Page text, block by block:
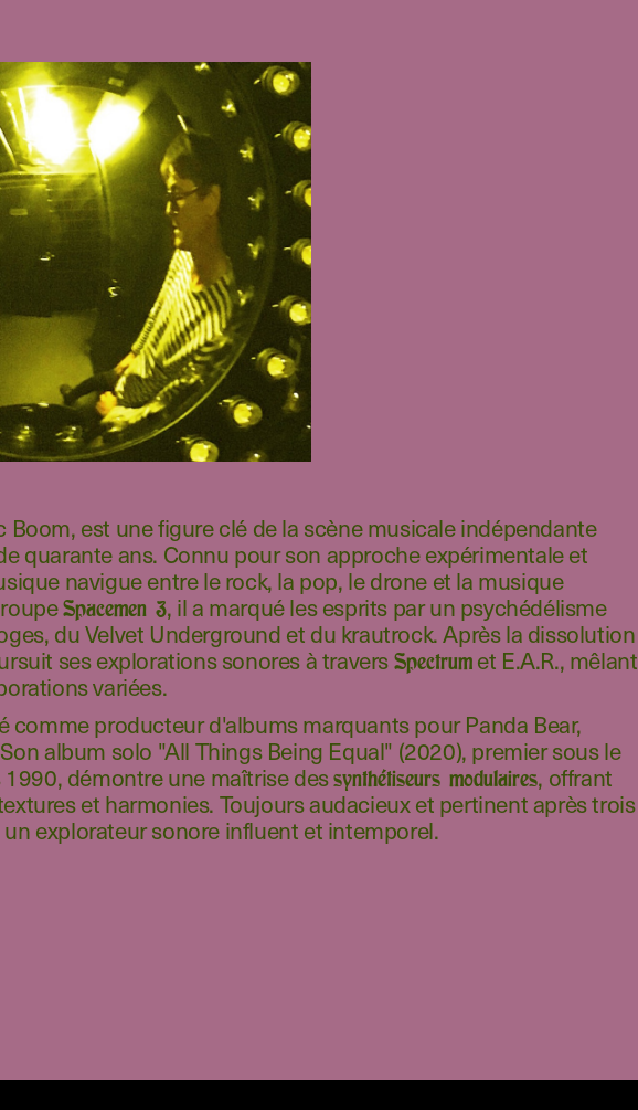
Boom, est une figure clé de la scène musicale indépendante
quarante ans. Connu pour son approche expérimentale et
navigue entre le rock, la pop, le drone et la musique
Spacemen 3, il a marqué les esprits par un psychédélisme
du Velvet Underground et du krautrock. Après la dissolution
ses explorations sonores à travers Spectrumet E.A.R., mêlant
variées.
comme producteur d'albums marquants pour Panda Bear,
album solo "All Things Being Equal" (2020), premier sous le
démontre une maîtrise dessynthétiseurs modulaires, offrant
et harmonies. Toujours audacieux et pertinent après trois
explorateur sonore influent et intemporel.